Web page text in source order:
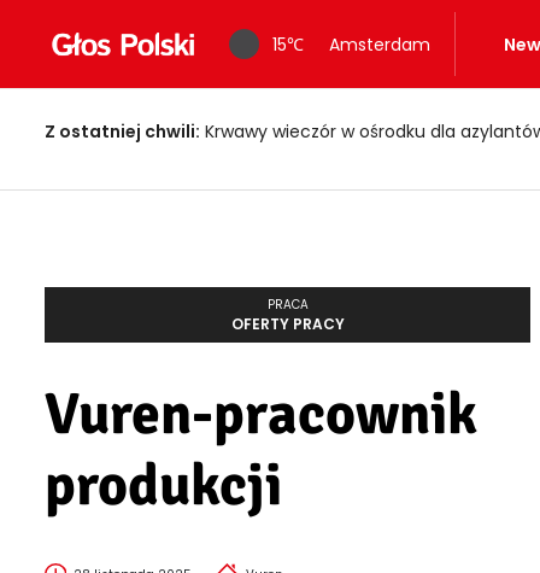
15℃ Amsterdam
Z ostatniej chwili: Krwawy wieczór w ośrodku dla azylantów!
PRACA
OFERTY PRACY
Vuren-pracownik
produkcji